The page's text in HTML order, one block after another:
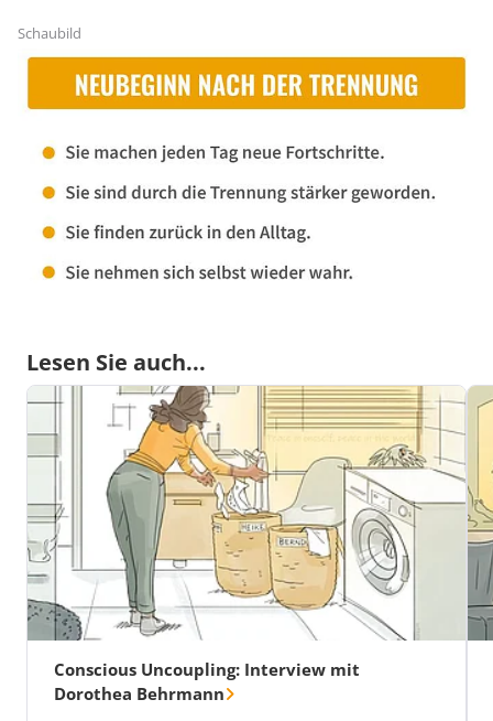
Schaubild
Lesen Sie auch...
Conscious Uncoupling: Interview mit
Dorothea Behrmann